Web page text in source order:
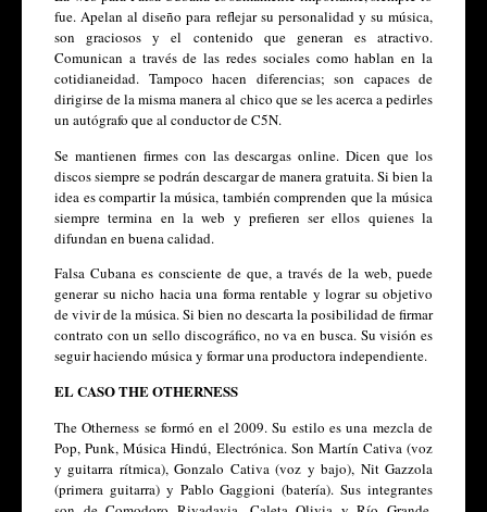
fue. Apelan al diseño para reflejar su personalidad y su música,
son graciosos y el contenido que generan es atractivo.
Comunican a través de las redes sociales como hablan en la
cotidianeidad. Tampoco hacen diferencias; son capaces de
dirigirse de la misma manera al chico que se les acerca a pedirles
un autógrafo que al conductor de C5N.
Se mantienen firmes con las descargas online. Dicen que los
discos siempre se podrán descargar de manera gratuita. Si bien la
idea es compartir la música, también comprenden que la música
siempre termina en la web y prefieren ser ellos quienes la
difundan en buena calidad.
Falsa Cubana es consciente de que, a través de la web, puede
generar su nicho hacia una forma rentable y lograr su objetivo
de vivir de la música. Si bien no descarta la posibilidad de firmar
contrato con un sello discográfico, no va en busca. Su visión es
seguir haciendo música y formar una productora independiente.
EL CASO THE OTHERNESS
The Otherness se formó en el 2009. Su estilo es una mezcla de
Pop, Punk, Música Hindú, Electrónica. Son Martín Cativa (voz
y guitarra rítmica), Gonzalo Cativa (voz y bajo), Nit Gazzola
(primera guitarra) y Pablo Gaggioni (batería). Sus integrantes